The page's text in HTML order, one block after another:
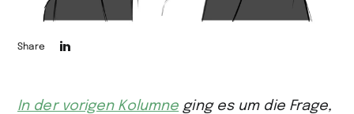
auf
Share
In der vorigen Kolumne ging es um die Frage,